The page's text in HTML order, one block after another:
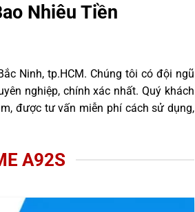
Nhiêu Tiền
Ninh, tp.HCM. Chúng tôi có đội ngũ
nghiệp, chính xác nhất. Quý khách
được tư vấn miễn phí cách sử dụng,
A92S